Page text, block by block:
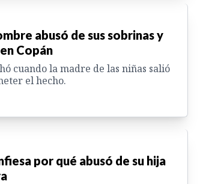
abusó de sus sobrinas y
Copán
cuando la madre de las niñas salió
el hecho.
por qué abusó de su hija